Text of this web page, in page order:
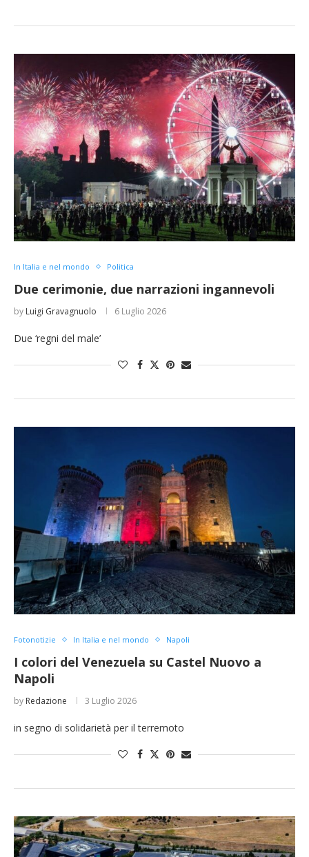
In Italia e nel mondo Politica
Due cerimonie, due narrazioni ingannevoli
by Luigi Gravagnuolo 6 Luglio 2026
Due ‘regni del male’
Fotonotizie In Italia e nel mondo Napoli
I colori del Venezuela su Castel Nuovo a
Napoli
by Redazione 3 Luglio 2026
in segno di solidarietà per il terremoto